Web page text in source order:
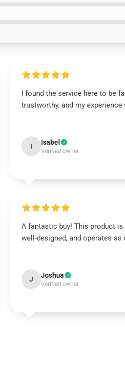
I found the service here to be
trustworthy, and my
I Isabel
Verified owner
A fantastic buy! This product
well-designed, and operates as
J Joshua
Verified owner